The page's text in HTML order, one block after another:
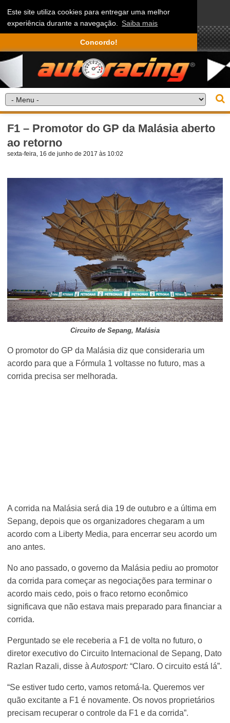
Este site utiliza cookies para entregar uma melhor
experiência durante a navegação. Saiba mais
Concordo!
F1 – Promotor do GP da Malásia aberto
ao retorno
sexta-feira, 16 de junho de 2017 às 10:02
Circuito de Sepang, Malásia
O promotor do GP da Malásia diz que consideraria um
acordo para que a Fórmula 1 voltasse no futuro, mas a
corrida precisa ser melhorada.
A corrida na Malásia será dia 19 de outubro e a última em
Sepang, depois que os organizadores chegaram a um
acordo com a Liberty Media, para encerrar seu acordo um
ano antes.
No ano passado, o governo da Malásia pediu ao promotor
da corrida para começar as negociações para terminar o
acordo mais cedo, pois o fraco retorno econômico
significava que não estava mais preparado para financiar a
corrida.
Perguntado se ele receberia a F1 de volta no futuro, o
diretor executivo do Circuito Internacional de Sepang, Dato
Razlan Razali, disse à Autosport: “Claro. O circuito está lá”.
“Se estiver tudo certo, vamos retomá-la. Queremos ver
quão excitante a F1 é novamente. Os novos proprietários
precisam recuperar o controle da F1 e da corrida”.